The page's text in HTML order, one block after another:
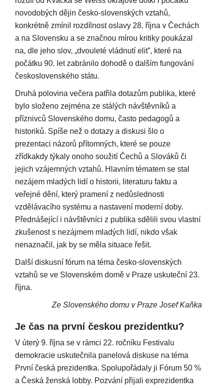
novodobých dějin česko-slovenských vztahů,
konkrétně zmínil rozdílnost oslavy 28. října v Čechách
a na Slovensku a se značnou mírou kritiky poukázal
na, dle jeho slov, „dvouleté vládnutí elit”, které na
počátku 90. let zabránilo dohodě o dalším fungování
československého státu.
Druhá polovina večera patřila dotazům publika, které
bylo složeno zejména ze stálých návštěvníků a
příznivců Slovenského domu, často pedagogů a
historiků. Spíše než o dotazy a diskusi šlo o
prezentaci názorů přítomných, které se pouze
zřídkakdy týkaly onoho soužití Čechů a Slováků či
jejich vzájemných vztahů. Hlavním tématem se stal
nezájem mladých lidí o historii, literaturu faktu a
veřejné dění, který pramení z nedůslednosti
vzdělávacího systému a nastavení moderní doby.
Přednášející i návštěvníci z publika sdělili svou vlastní
zkušenost s nezájmem mladých lidí, nikdo však
nenaznačil, jak by se měla situace řešit.
Další diskusní fórum na téma česko-slovenských
vztahů se ve Slovenském domě v Praze uskuteční 23.
října.
Ze Slovenského domu v Praze Josef Kaňka
Je čas na první českou prezidentku?
V úterý 9. října se v rámci 22. ročníku Festivalu
demokracie uskutečnila panelová diskuse na téma
První česká prezidentka. Spolupořádaly ji Fórum 50 %
a Česká ženská lobby. Pozvání přijali exprezidentka